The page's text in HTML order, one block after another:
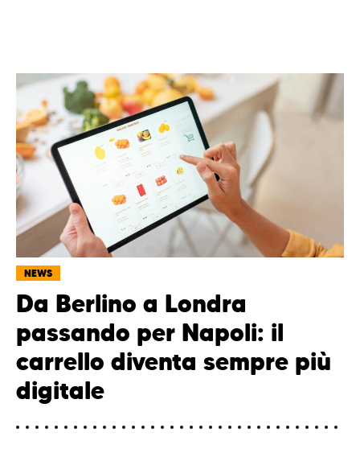
NEWS
Da Berlino a Londra
passando per Napoli: il
carrello diventa sempre più
digitale